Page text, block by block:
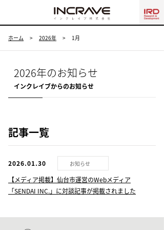
ホーム > 2026年 > 1月
2026年のお知らせ
インクレイブからのお知らせ
記事一覧
2026.01.30 お知らせ
【メディア掲載】仙台市運営のWebメディア
「SENDAI INC.」に対談記事が掲載されました